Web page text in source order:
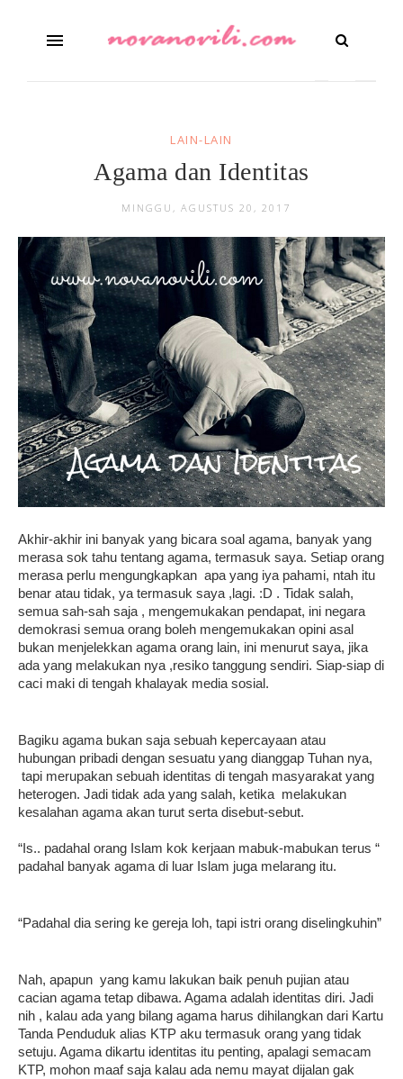
LAIN-LAIN
Agama dan Identitas
MINGGU, AGUSTUS 20, 2017
Akhir-akhir ini banyak yang bicara soal agama, banyak yang
merasa sok tahu tentang agama, termasuk saya. Setiap orang
merasa perlu mengungkapkan apa yang iya pahami, ntah itu
benar atau tidak, ya termasuk saya ,lagi. :D . Tidak salah,
semua sah-sah saja , mengemukakan pendapat, ini negara
demokrasi semua orang boleh mengemukakan opini asal
bukan menjelekkan agama orang lain, ini menurut saya, jika
ada yang melakukan nya ,resiko tanggung sendiri. Siap-siap di
caci maki di tengah khalayak media sosial.
Bagiku agama bukan saja sebuah kepercayaan atau
hubungan pribadi dengan sesuatu yang dianggap Tuhan nya,
tapi merupakan sebuah identitas di tengah masyarakat yang
heterogen. Jadi tidak ada yang salah, ketika melakukan
kesalahan agama akan turut serta disebut-sebut.
“Is.. padahal orang Islam kok kerjaan mabuk-mabukan terus “
padahal banyak agama di luar Islam juga melarang itu.
“Padahal dia sering ke gereja loh, tapi istri orang diselingkuhin”
Nah, apapun yang kamu lakukan baik penuh pujian atau
cacian agama tetap dibawa. Agama adalah identitas diri. Jadi
nih , kalau ada yang bilang agama harus dihilangkan dari Kartu
Tanda Penduduk alias KTP aku termasuk orang yang tidak
setuju. Agama dikartu identitas itu penting, apalagi semacam
KTP, mohon maaf saja kalau ada nemu mayat dijalan gak